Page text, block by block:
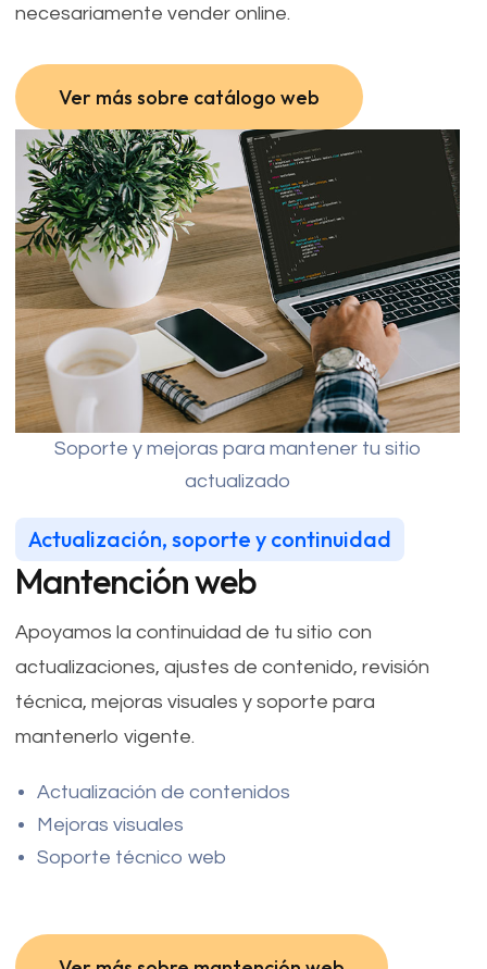
necesariamente vender online.
Ver más sobre catálogo web
Ver más sobre catálogo web
Actualización, soporte y continuidad
Mantención web
Apoyamos la continuidad de tu sitio con
actualizaciones, ajustes de contenido, revisión
técnica, mejoras visuales y soporte para
mantenerlo vigente.
Actualización de contenidos
Mejoras visuales
Soporte técnico web
Soporte y mejoras para mantener tu sitio
actualizado